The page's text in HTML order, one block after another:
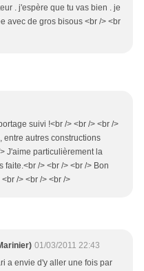
. j'espère que tu vas bien . je
avec de gros bisous <br /> <br
suivi !<br /> <br /> <br />
entre autres constructions
J'aime particulièrement la
faite.<br /> <br /> <br /> Bon
/> <br /> <br />
01/03/2011 22:43
a envie d'y aller une fois par